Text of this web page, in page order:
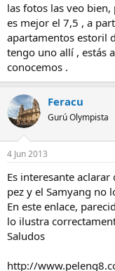
las fotos las veo
es mejor el 7,5 , a
apartamentos estoril
tengo uno allí , estás
conocemos .
Feracu
Gurú Olympista
4 Jun 2013
Es interesante
pez y el Samyang no
En este enlace,
lo ilustra
Saludos
http://